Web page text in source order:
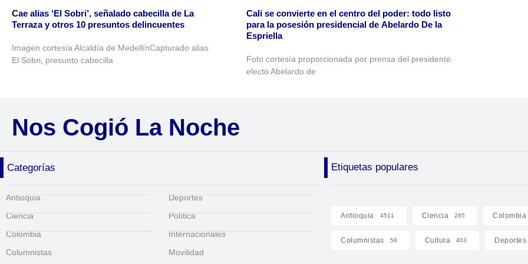
Cae alias ‘El Sobri’, señalado cabecilla de La
Terraza y otros 10 presuntos delincuentes
Imagen cortesía Alcaldía de MedellínCapturado alias
El Sobri, presunto cabecilla
Cali se convierte en el centro del poder: todo listo
para la posesión presidencial de Abelardo De la
Espriella
Foto cortesía proporcionada por prensa del presidente
electo Abelardo de
Nos Cogió La Noche
Categorías Etiquetas populares
Antioquia
Ciencia
Colombia
Columnistas
Deportes
Política
Internacionales
Movilidad
Antioquia 4511 Ciencia 285 Colombia
Columnistas 58 Cultura 403 Deportes